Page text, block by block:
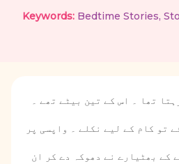
Keywords: Bedtime Stories,
تھا ۔ اس کے تین بیٹے تھے ۔
تو کام کے لیے نکلے ۔ واپسی پر
کے بھٹیارے نے دھوکہ دے کر ان